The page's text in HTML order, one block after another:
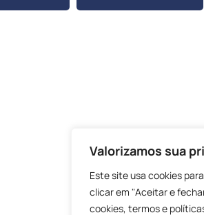
Valorizamos sua
Este site usa cookies
clicar em "Aceitar e
cookies, termos e